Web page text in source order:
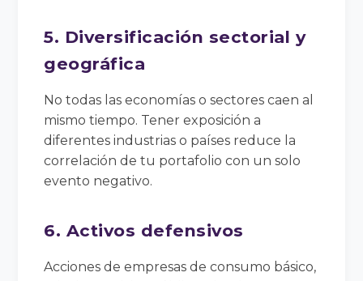
5. Diversificación sectorial y
geográfica
No todas las economías o sectores caen al
mismo tiempo. Tener exposición a
diferentes industrias o países reduce la
correlación de tu portafolio con un solo
evento negativo.
6. Activos defensivos
Acciones de empresas de consumo básico,